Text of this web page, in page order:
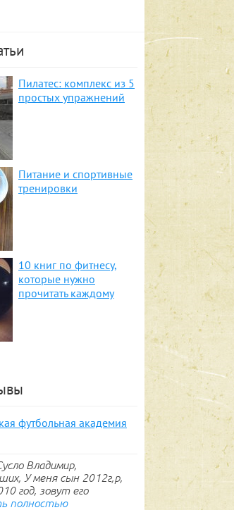
Пилатес: комплекс из 5
простых упражнений
Питание и спортивные
тренировки
10 книг по фитнесу,
которые нужно
прочитать каждому
футбольная академия
Владимир,
У меня сын 2012г,р,
год, зовут его
полностью